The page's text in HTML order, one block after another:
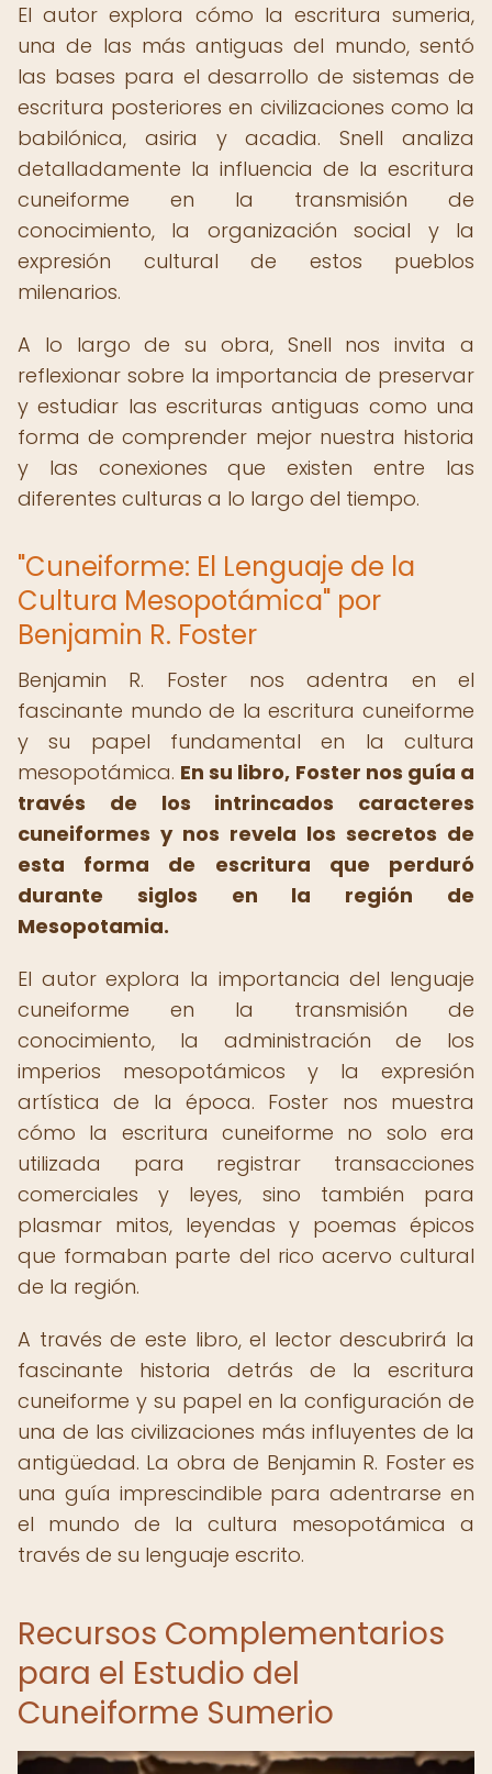
El autor explora cómo la escritura sumeria,
una de las más antiguas del mundo, sentó
las bases para el desarrollo de sistemas de
escritura posteriores en civilizaciones como la
babilónica, asiria y acadia. Snell analiza
detalladamente la influencia de la escritura
cuneiforme en la transmisión de
conocimiento, la organización social y la
expresión cultural de estos pueblos
milenarios.
A lo largo de su obra, Snell nos invita a
reflexionar sobre la importancia de preservar
y estudiar las escrituras antiguas como una
forma de comprender mejor nuestra historia
y las conexiones que existen entre las
diferentes culturas a lo largo del tiempo.
"Cuneiforme: El Lenguaje de la
Cultura Mesopotámica" por
Benjamin R. Foster
Benjamin R. Foster nos adentra en el
fascinante mundo de la escritura cuneiforme
y su papel fundamental en la cultura
mesopotámica. En su libro, Foster nos guía a
través de los intrincados caracteres
cuneiformes y nos revela los secretos de
esta forma de escritura que perduró
durante siglos en la región de
Mesopotamia.
El autor explora la importancia del lenguaje
cuneiforme en la transmisión de
conocimiento, la administración de los
imperios mesopotámicos y la expresión
artística de la época. Foster nos muestra
cómo la escritura cuneiforme no solo era
utilizada para registrar transacciones
comerciales y leyes, sino también para
plasmar mitos, leyendas y poemas épicos
que formaban parte del rico acervo cultural
de la región.
A través de este libro, el lector descubrirá la
fascinante historia detrás de la escritura
cuneiforme y su papel en la configuración de
una de las civilizaciones más influyentes de la
antigüedad. La obra de Benjamin R. Foster es
una guía imprescindible para adentrarse en
el mundo de la cultura mesopotámica a
través de su lenguaje escrito.
Recursos Complementarios
para el Estudio del
Cuneiforme Sumerio